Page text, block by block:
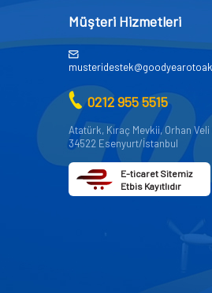
Müşteri Hizmetleri
0212 955 5515
Atatürk, Kıraç Mevkii, Orhan Veli
34522 Esenyurt/İstanbul
E-ticaret Sitemiz
Etbis Kayıtlıdır